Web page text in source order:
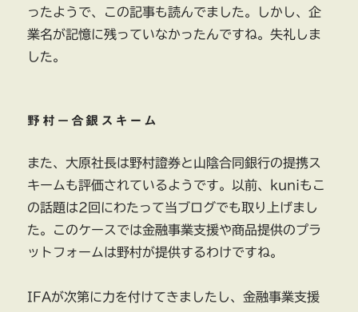
ったようで、この記事も読んでました。しかし、企
業名が記憶に残っていなかったんですね。失礼しま
した。
野村－合銀スキーム
また、大原社長は野村證券と山陰合同銀行の提携ス
キームも評価されているようです。以前、kuniもこ
の話題は2回にわたって当ブログでも取り上げまし
た。このケースでは金融事業支援や商品提供のプラ
ットフォームは野村が提供するわけですね。
IFAが次第に力を付けてきましたし、金融事業支援